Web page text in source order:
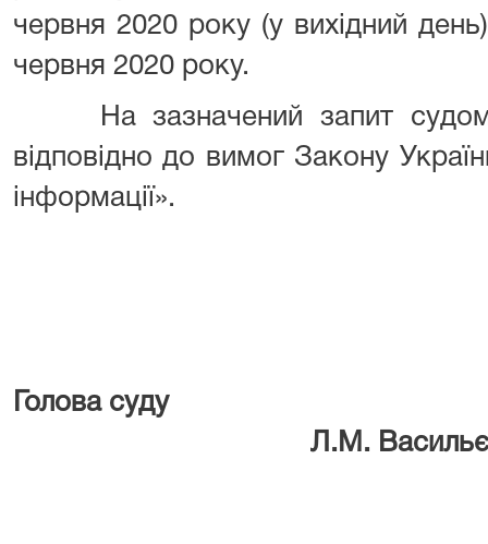
червня 2020 року (у вихідний
червня 2020 року.
На зазначений запит судом
відповідно до вимог Закону
інформації».
Л.М.